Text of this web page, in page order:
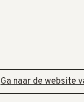
Ga naar de website